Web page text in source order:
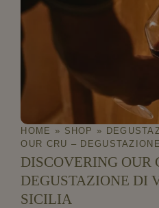
HOME » SHOP »
OUR CRU –
DISCOVERING OUR
DEGUSTAZIONE DI
SICILIA